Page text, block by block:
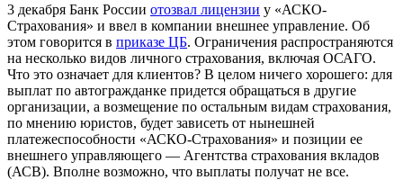
3 декабря Банк России отозвал лицензии у «АСКО-
Страхования» и ввел в компании внешнее управление. Об
этом говорится в приказе ЦБ. Ограничения распространяются
на несколько видов личного страхования, включая ОСАГО.
Что это означает для клиентов? В целом ничего хорошего: для
выплат по автогражданке придется обращаться в другие
организации, а возмещение по остальным видам страхования,
по мнению юристов, будет зависеть от нынешней
платежеспособности «АСКО-Страхования» и позиции ее
внешнего управляющего — Агентства страхования вкладов
(АСВ). Вполне возможно, что выплаты получат не все.